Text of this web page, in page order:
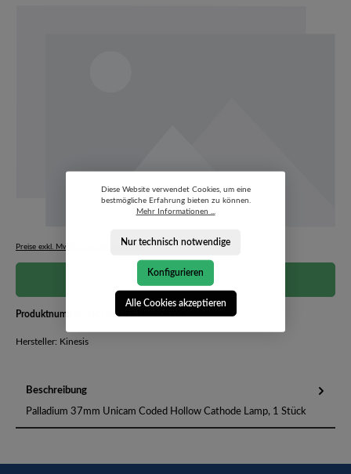
Preise exkl. MwSt. zzgl. Versandkosten
Preis auf Anfrage
Produktnummer: HCL-PD-37-U-4007309
Hersteller: Kinesis
Beschreibung
Palladium 37mm Unicam Coded Hollow Cathode Lamp, 1 Stück
Diese Website verwendet Cookies, um eine
bestmögliche Erfahrung bieten zu können.
Mehr Informationen ...
Nur technisch notwendige
Konfigurieren
Alle Cookies akzeptieren